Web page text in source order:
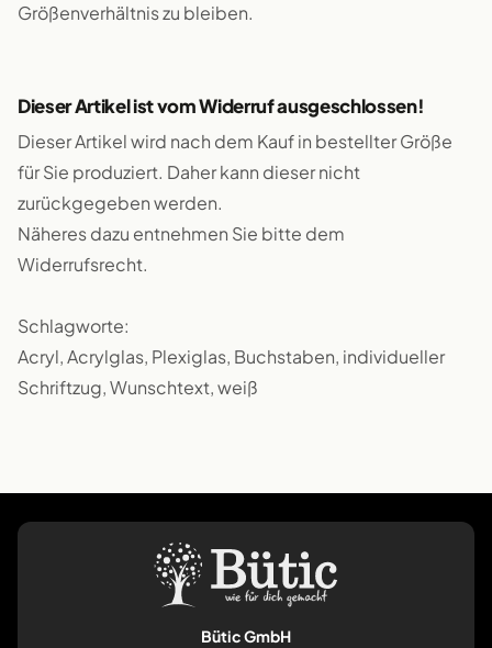
Größenverhältnis zu bleiben.
Dieser Artikel ist vom Widerruf ausgeschlossen!
Dieser Artikel wird nach dem Kauf in bestellter Größe
für Sie produziert. Daher kann dieser nicht
zurückgegeben werden.
Näheres dazu entnehmen Sie bitte dem
Widerrufsrecht.
Schlagworte:
Acryl, Acrylglas, Plexiglas, Buchstaben, individueller
Schriftzug, Wunschtext, weiß
Bütic GmbH